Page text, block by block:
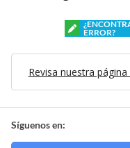
ERROR?
Revisa nuestra
Síguenos en: